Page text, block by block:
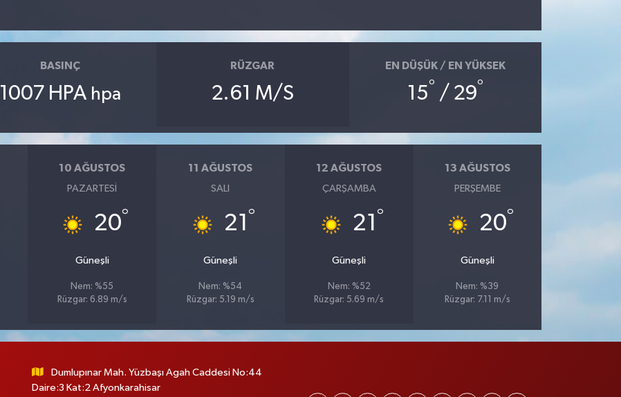
BASINÇ
1007 HPA hpa
RÜZGAR
2.61 M/S
EN DÜŞÜK / EN YÜKSEK
15° / 29°
10 AĞUSTOS
PAZARTESI
20°
Güneşli
Nem: %55
Rüzgar: 6.89 m/s
11 AĞUSTOS
SALI
21 °
Güneşli
Nem: %54
Rüzgar: 5.19 m/s
12 AĞUSTOS
ÇARŞAMBA
21 °
Güneşli
Nem: %52
Rüzgar: 5.69 m/s
13 AĞUSTOS
PERŞEMBE
20°
Güneşli
Nem: %39
Rüzgar: 7.11 m/s
Dumlupınar Mah. Yüzbaşı Agah Caddesi No:44
Daire:3 Kat:2 Afyonkarahisar